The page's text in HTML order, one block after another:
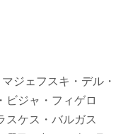
ジェフスキ・デル・
ビジャ・フィゲロ
スケス・バルガス